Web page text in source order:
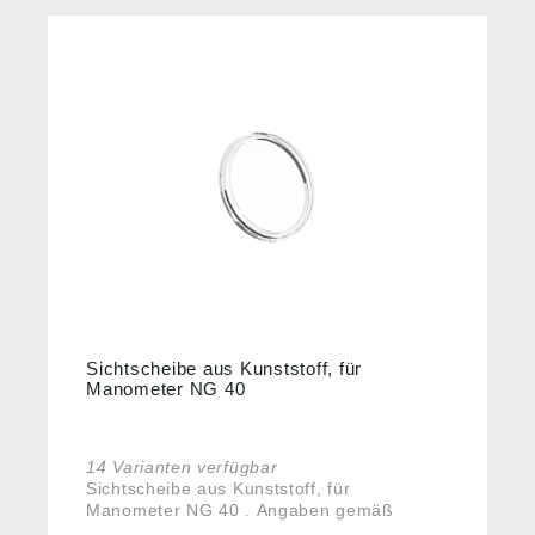
Sichtscheibe aus Kunststoff, für
Manometer NG 40
14 Varianten verfügbar
Sichtscheibe aus Kunststoff, für
Manometer NG 40 . Angaben gemäß
Produktsicherheitsverordnung ((EU)